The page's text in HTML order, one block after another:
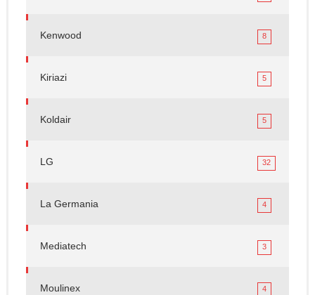
Kenwood 8
Kiriazi 5
Koldair 5
LG 32
La Germania 4
Mediatech 3
Moulinex 4